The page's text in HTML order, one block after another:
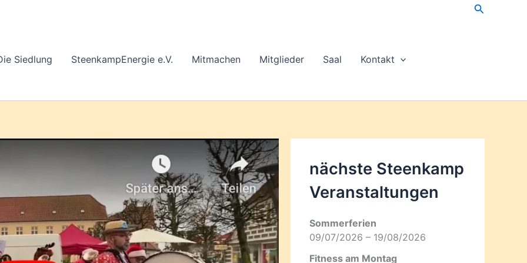
Suchen
Siedlung SteenkampEnergie e.V. Mitmachen Mitglieder Saal Kontakt
nächste Steenkamp
Veran­staltungen
Sommerferien
09/07/2026 – 19/08/2026
Fitness am Montag